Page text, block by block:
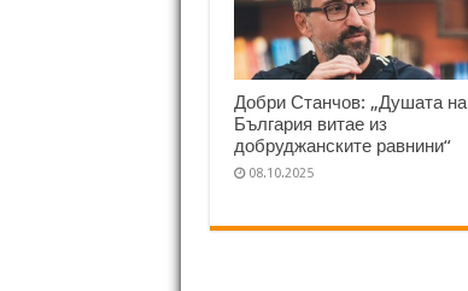
Добри Станчов: „Душата на
България витае из
добруджанските равнини“
08.10.2025